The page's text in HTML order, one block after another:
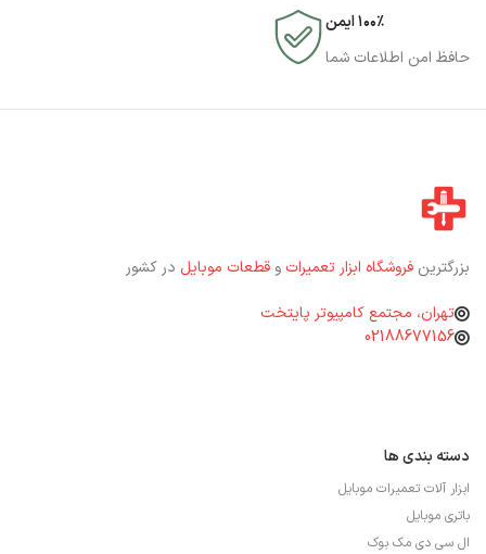
۱۰۰٪ ایمن
حافظ امن اطلاعات شما
بزرگترین فروشگاه ابزار تعمیرات و قطعات موبایل در کشور
تهران، مجتمع کامپیوتر پایتخت
02188677156
دسته بندی ها
ابزار آلات تعمیرات موبایل
باتری موبایل
ال سی دی مک بوک